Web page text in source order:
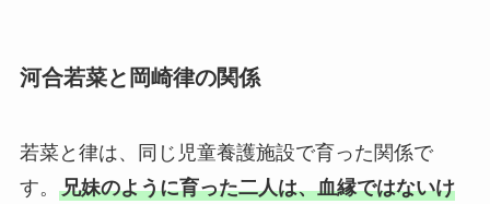
河合若菜と岡崎律の関係
若菜と律は、同じ児童養護施設で育った関係で
す。 兄妹のように育った二人は、血縁ではないけ